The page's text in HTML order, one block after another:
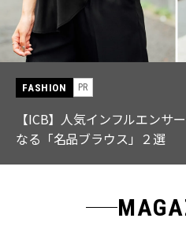
FASHION PR
【ICB】人気インフルエンサ
なる「名品ブラウス」２選